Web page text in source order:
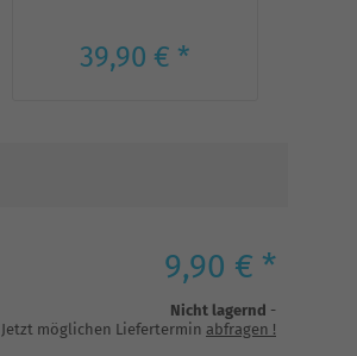
39,90 € *
9,90 € *
Nicht lagernd -
Jetzt möglichen Liefertermin abfragen !